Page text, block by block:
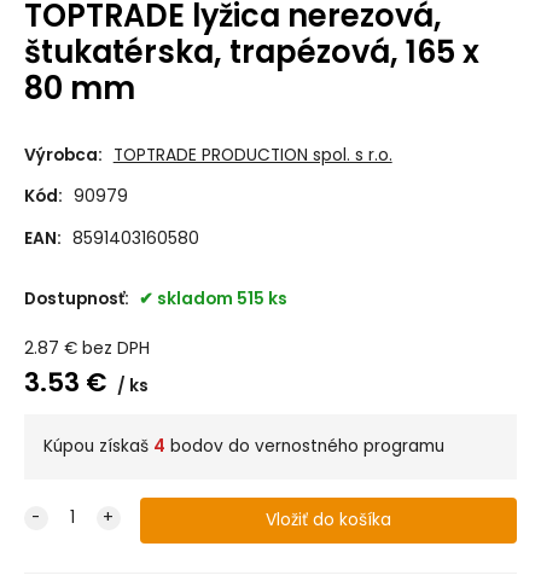
TOPTRADE lyžica nerezová,
štukatérska, trapézová, 165 x
80 mm
Výrobca: TOPTRADE PRODUCTION spol. s r.o.
Kód: 90979
EAN: 8591403160580
Dostupnosť: skladom 515 ks
2.87 € bez DPH
3.53 € ks
Kúpou získaš 4 bodov do vernostného programu